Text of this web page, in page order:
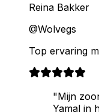
Reina Bakker
@Wolvegs
Top ervaring
"Mijn
Yamal in